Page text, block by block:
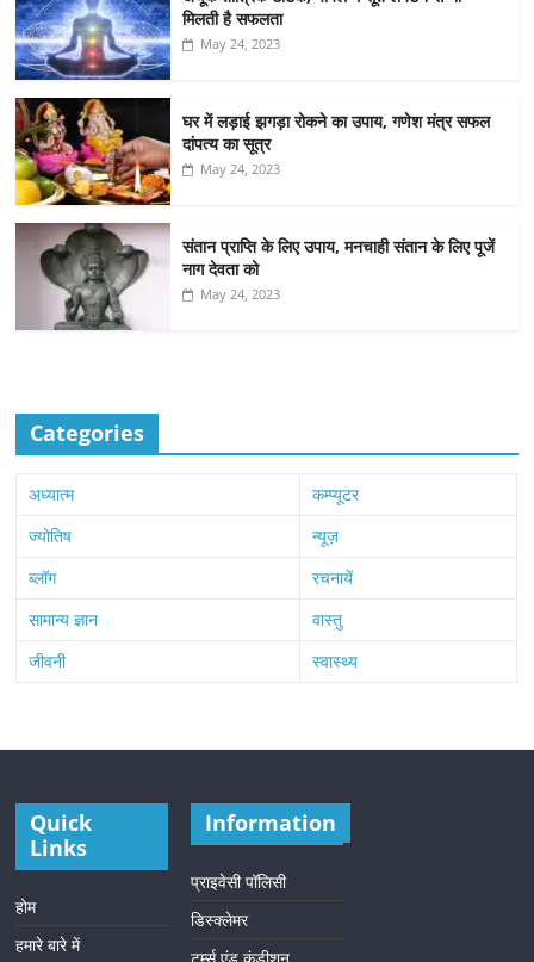
मिलती है सफलता
May 24, 2023
घर में लड़ाई झगड़ा रोकने का उपाय, गणेश मंत्र सफल
दांपत्य का सूत्र
May 24, 2023
संतान प्राप्ति के लिए उपाय, मनचाही संतान के लिए पूजें
नाग देवता को
May 24, 2023
Categories
अध्यात्म
कम्प्यूटर
ज्योतिष
न्यूज़
ब्लॉग
रचनायें
सामान्य ज्ञान
वास्तु
जीवनी
स्वास्थ्य
Quick
Links
होम
हमारे बारे में
Information
प्राइवेसी पॉलिसी
डिस्क्लेमर